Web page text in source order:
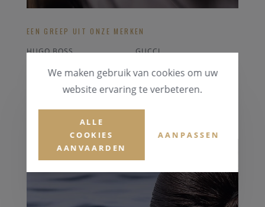
EEN GREEP UIT ONZE MERKEN
HUGO BOSS
GUCCI
ALLE OUTLET
We maken gebruik van cookies om uw
website ervaring te verbeteren.
ALLE
COOKIES
AANVAARDEN
AANPASSEN